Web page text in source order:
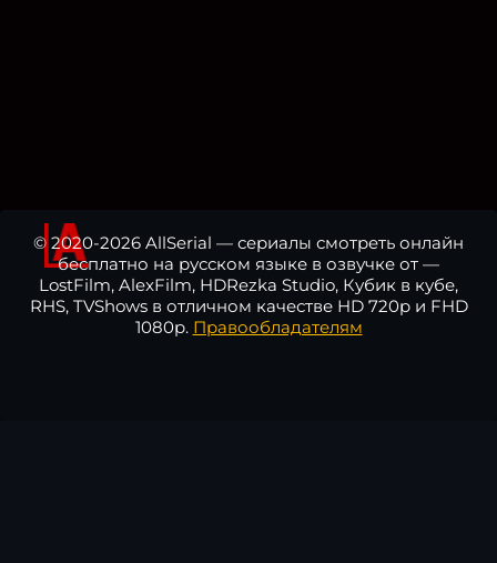
© 2020-2026 AllSerial — сериалы смотреть онлайн
бесплатно на русском языке в озвучке от —
LostFilm, AlexFilm, HDRezka Studio, Кубик в кубе,
RHS, TVShows в отличном качестве HD 720p и FHD
1080p. Правообладателям